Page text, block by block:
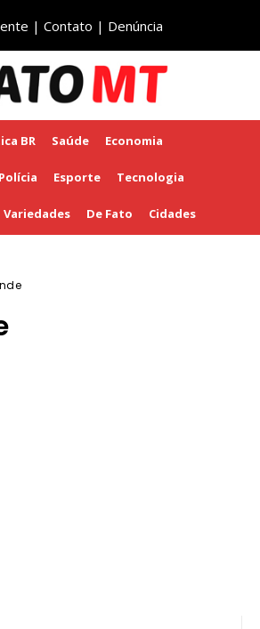
| Contato | Denúncia
BR Saúde Economia
Polícia Esporte Tecnologia
Variedades De Fato Cidades